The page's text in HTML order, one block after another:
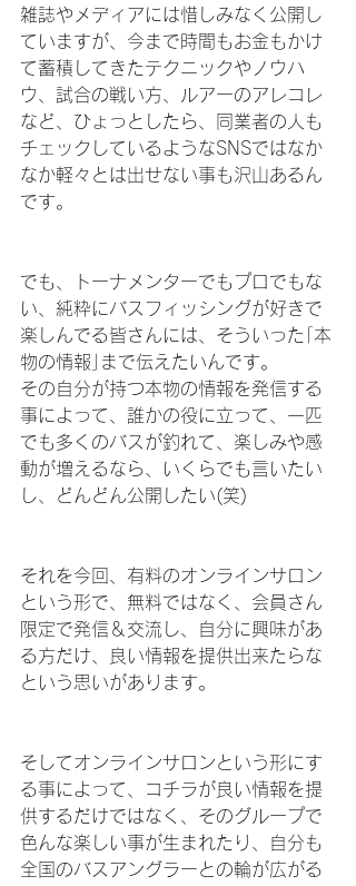
雑誌やメディアには惜しみなく公開し
ていますが、今まで時間もお金もかけ
て蓄積してきたテクニックやノウハ
ウ、試合の戦い方、ルアーのアレコレ
など、ひょっとしたら、同業者の人も
チェックしているようなSNSではなか
なか軽々とは出せない事も沢山あるん
です。
でも、トーナメンターでもプロでもな
い、純粋にバスフィッシングが好きで
楽しんでる皆さんには、そういった｢本
物の情報｣まで伝えたいんです。
その自分が持つ本物の情報を発信する
事によって、誰かの役に立って、一匹
でも多くのバスが釣れて、楽しみや感
動が増えるなら、いくらでも言いたい
し、どんどん公開したい(笑)
それを今回、有料のオンラインサロン
という形で、無料ではなく、会員さん
限定で発信＆交流し、自分に興味があ
る方だけ、良い情報を提供出来たらな
という思いがあります。
そしてオンラインサロンという形にす
る事によって、コチラが良い情報を提
供するだけではなく、そのグループで
色んな楽しい事が生まれたり、自分も
全国のバスアングラーとの輪が広がる